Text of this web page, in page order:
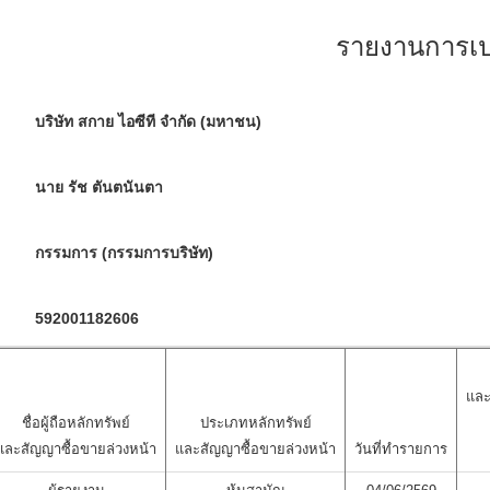
รายงานการ
บริษัท สกาย ไอซีที จำกัด (มหาชน)
นาย รัช ตันตนันตา
กรรมการ (กรรมการบริษัท)
592001182606
ชื่อผู้ถือหลักทรัพย์
ละสัญญาซื้อขายล่วงหน้า
ประเภทหลักทรัพย์
และสัญญาซื้อขายล่วงหน้า
วันที่ทำรายการ
แล